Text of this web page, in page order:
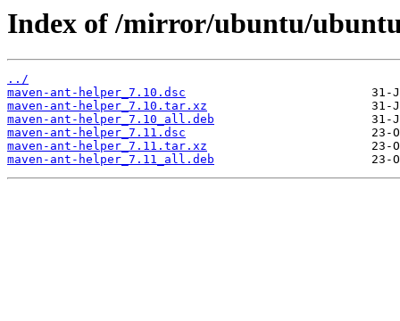
Index of /mirror/ubuntu/
../
maven-ant-helper_7.10.dsc
maven-ant-helper_7.10.tar.xz
maven-ant-helper_7.10_all.deb
maven-ant-helper_7.11.dsc
maven-ant-helper_7.11.tar.xz
maven-ant-helper_7.11_all.deb